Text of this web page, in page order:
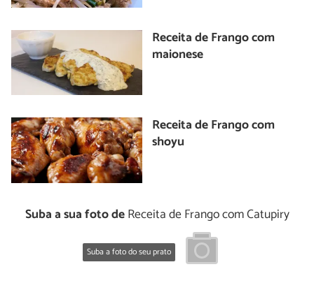
Receita de Frango com
maionese
Receita de Frango com
shoyu
Suba a sua foto deReceita de Frango com Catupiry
Suba a foto do seu prato